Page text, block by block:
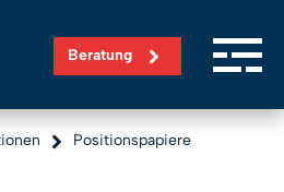
Beratung
Positionspapiere